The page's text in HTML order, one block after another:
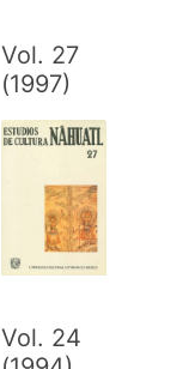
Vol. 27
(1997)
Vol. 24